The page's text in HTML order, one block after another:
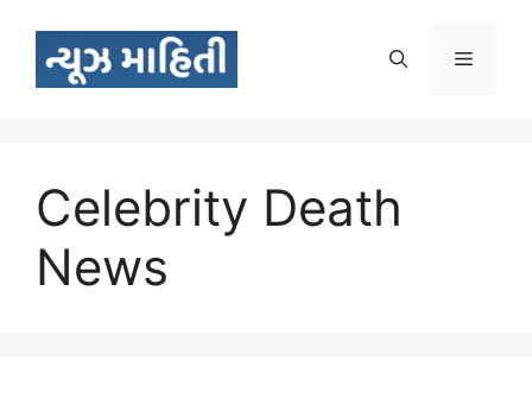
content
Menu
Celebrity Death
News